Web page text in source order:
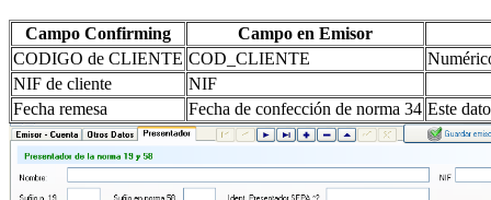
Campo Confirming
Campo en Emisor
CODIGO de CLIENTE COD_CLIENTE
NIF de cliente
NIF
Fecha remesa
Fecha de confección de norma 34 Este